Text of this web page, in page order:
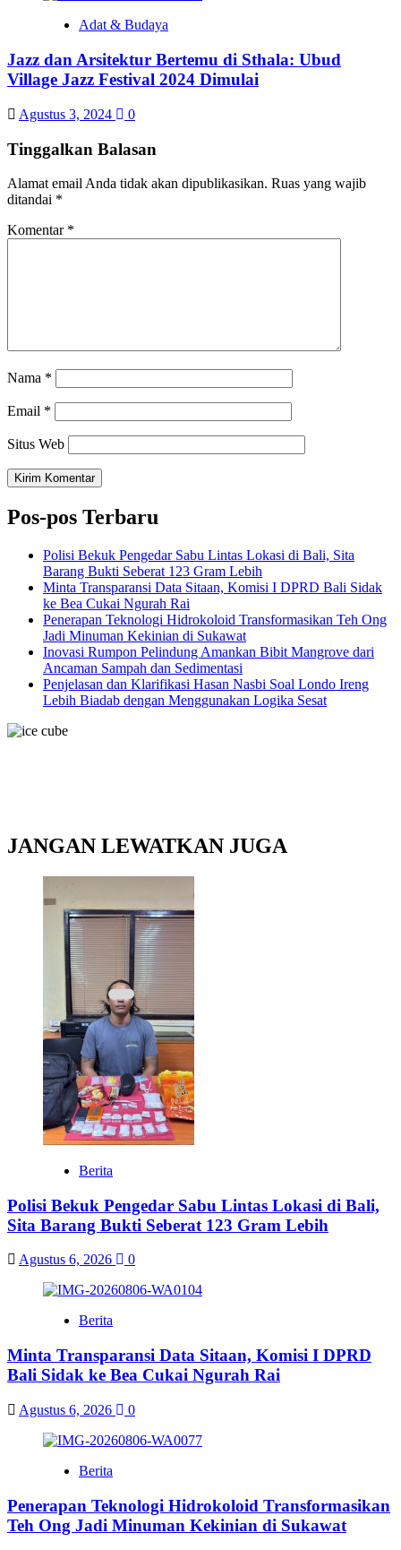
Adat & Budaya
Jazz dan Arsitektur Bertemu di Sthala: Ubud
Village Jazz Festival 2024 Dimulai
Agustus 3, 2024 0
Tinggalkan Balasan
Alamat email Anda tidak akan dipublikasikan. Ruas yang wajib
ditandai *
Komentar *
Nama *
Email *
Situs Web
Pos-pos Terbaru
Polisi Bekuk Pengedar Sabu Lintas Lokasi di Bali, Sita
Barang Bukti Seberat 123 Gram Lebih
Minta Transparansi Data Sitaan, Komisi I DPRD Bali Sidak
ke Bea Cukai Ngurah Rai
Penerapan Teknologi Hidrokoloid Transformasikan Teh Ong
Jadi Minuman Kekinian di Sukawat
Inovasi Rumpon Pelindung Amankan Bibit Mangrove dari
Ancaman Sampah dan Sedimentasi
Penjelasan dan Klarifikasi Hasan Nasbi Soal Londo Ireng
Lebih Biadab dengan Menggunakan Logika Sesat
JANGAN LEWATKAN JUGA
Berita
Polisi Bekuk Pengedar Sabu Lintas Lokasi di Bali,
Sita Barang Bukti Seberat 123 Gram Lebih
Agustus 6, 2026 0
Berita
Minta Transparansi Data Sitaan, Komisi I DPRD
Bali Sidak ke Bea Cukai Ngurah Rai
Agustus 6, 2026 0
Berita
Penerapan Teknologi Hidrokoloid Transformasikan
Teh Ong Jadi Minuman Kekinian di Sukawat